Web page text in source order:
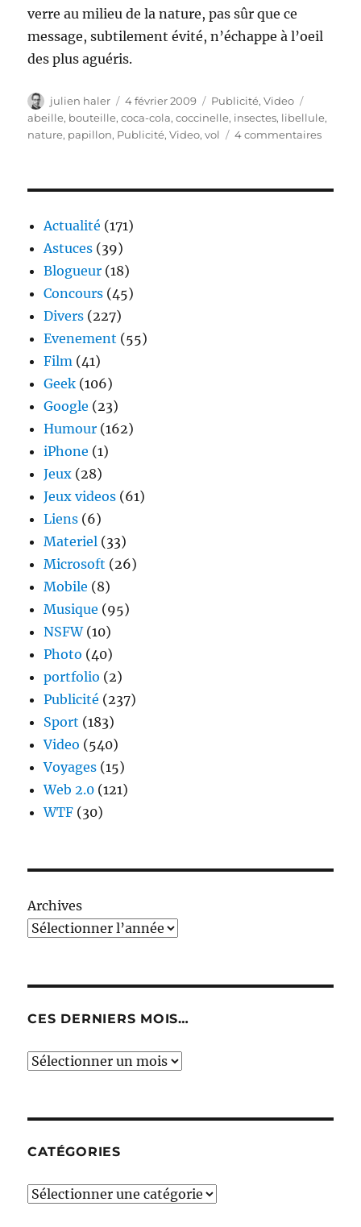
verre au milieu de la nature, pas sûr que ce
message, subtilement évité, n’échappe à l’oeil
des plus aguéris.
Auteur
julien haler
Publié
le
4 février 2009 Catégories
Publicité,Video
abeille, bouteille,coca-cola,coccinelle, insectes, libellule,
nature, papillon, Publicité,Video,vol 4 commentairessur
Actualité (171)
Astuces (39)
Blogueur (18)
Concours (45)
Divers (227)
Evenement (55)
Film (41)
Geek (106)
Google (23)
Humour (162)
iPhone (1)
Jeux (28)
Jeux videos (61)
Liens (6)
Materiel (33)
Microsoft (26)
Mobile (8)
Musique (95)
NSFW(10)
Photo (40)
portfolio (2)
Publicité (237)
Sport (183)
Video (540)
Voyages (15)
Web 2.0 (121)
WTF (30)
Archives
CES DERNIERS MOIS…
Ces
CATÉGORIES
Catégories